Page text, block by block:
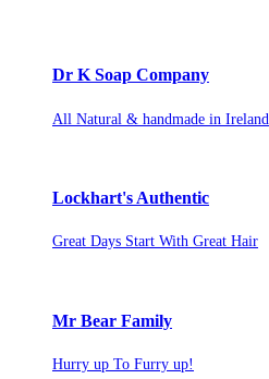
Dr K Soap Company
All Natural & handmade in Ireland
Lockhart's Authentic
Great Days Start With Great Hair
Mr Bear Family
Hurry up To Furry up!